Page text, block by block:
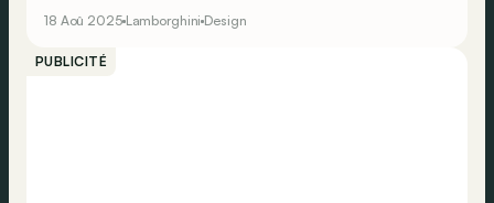
18 Aoû 2025 Lamborghini Design
PUBLICITÉ